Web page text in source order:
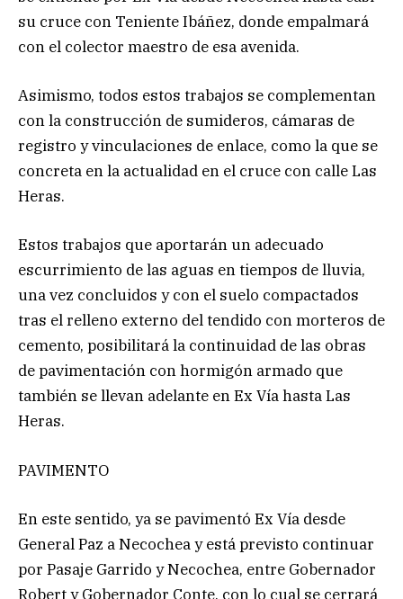
su cruce con Teniente Ibáñez, donde empalmará
con el colector maestro de esa avenida.
Asimismo, todos estos trabajos se complementan
con la construcción de sumideros, cámaras de
registro y vinculaciones de enlace, como la que se
concreta en la actualidad en el cruce con calle Las
Heras.
Estos trabajos que aportarán un adecuado
escurrimiento de las aguas en tiempos de lluvia,
una vez concluidos y con el suelo compactados
tras el relleno externo del tendido con morteros de
cemento, posibilitará la continuidad de las obras
de pavimentación con hormigón armado que
también se llevan adelante en Ex Vía hasta Las
Heras.
PAVIMENTO
En este sentido, ya se pavimentó Ex Vía desde
General Paz a Necochea y está previsto continuar
por Pasaje Garrido y Necochea, entre Gobernador
Robert y Gobernador Conte, con lo cual se cerrará